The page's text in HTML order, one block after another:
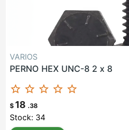
VARIOS
PERNO HEX UNC-8 2 x 8
star_border star_border star_border star_border star_border
$ 18 .38
Stock: 34